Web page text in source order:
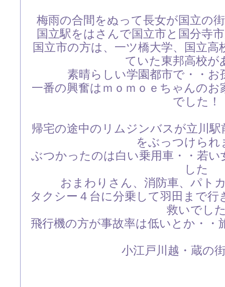
梅雨の合間をぬって長女が国立の
国立駅をはさんで国立市と国分寺
国立市の方は、一ツ橋大学、国立
ていた東邦高校が
素晴らしい学園都市で・・お
一番の興奮はｍｏｍｏｅちゃんの
でした！
帰宅の途中のリムジンバスが立川
をぶっつけられ
ぶつかったのは白い乗用車・・若
した
おまわりさん、消防車、パト
タクシー４台に分乗して羽田まで
救いでし
飛行機の方が事故率は低いとか・
小江戸川越・蔵の